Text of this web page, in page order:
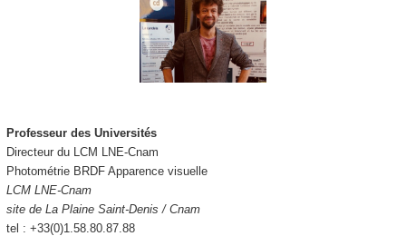
Professeur des Universités
Directeur du LCM LNE-Cnam
Photométrie BRDF Apparence visuelle
LCM LNE-Cnam
site de La Plaine Saint-Denis / Cnam
tel : +33(0)1.58.80.87.88